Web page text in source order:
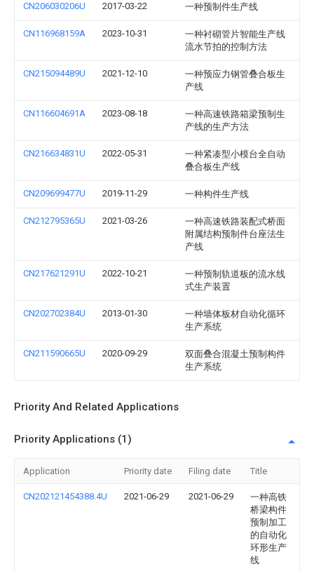
CN206030206U 2017-03-22 一种预制件生产线
CN116968159A 2023-10-31
一种衬砌管片智能生产线
流水节拍的控制方法
CN215094489U 2021-12-10
一种预应力钢管叠合板生
产线
CN116604691A 2023-08-18
一种高速铁路箱梁预制生
产线的生产方法
CN216634831U 2022-05-31
一种紧凑型小模台全自动
叠合板生产线
CN209699477U 2019-11-29 一种构件生产线
CN212795365U 2021-03-26
一种高速铁路装配式桥面
附属结构预制件台座法生
产线
CN217621291U 2022-10-21
一种预制轨道板的流水线
式生产装置
CN202702384U 2013-01-30
一种墙体板材自动化循环
生产系统
CN211590665U 2020-09-29
双面叠合混凝土预制构件
生产系统
Priority And Related Applications
Priority Applications (1)
Application Priority date Filing date Title
CN202121454388.4U 2021-06-29 2021-06-29
一种高铁
桥梁构件
预制加工
的自动化
环形生产
线